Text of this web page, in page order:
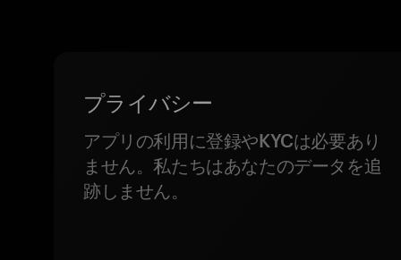
プライバシー
アプリの利用に登録やKYCは必要あり
ません。私たちはあなたのデータを追
跡しません。